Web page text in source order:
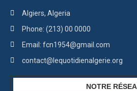
Algiers, Algeria
Phone: (213) 00 0000
Email: fcn1954@gmail.com
contact@lequotidienalgerie.org
NOTRE